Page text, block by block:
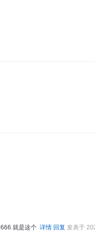
就是这个 详情 回复 发表于